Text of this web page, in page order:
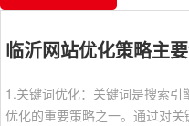
临沂网站优化策略主
1.关键词优化：关键词是搜索
优化的重要策略之一。通过对